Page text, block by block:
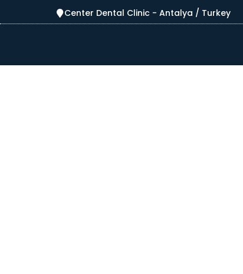
Center Dental Clinic - Antalya / Turkey